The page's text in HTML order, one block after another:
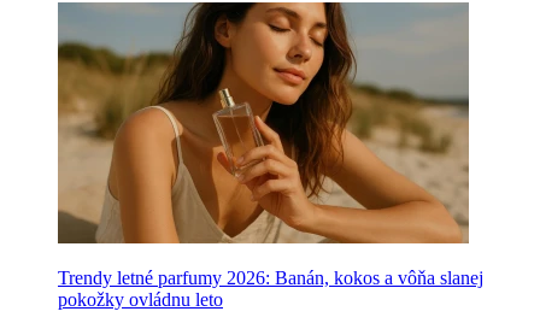
Trendy letné parfumy 2026: Banán, kokos a vôňa slanej
pokožky ovládnu leto